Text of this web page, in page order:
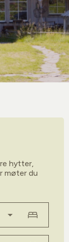
hytter,
møter du